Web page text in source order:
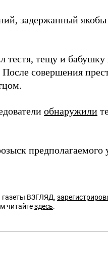
задержанный
тестя, тещу и
После совершения
обнаружили
ВЗГЛЯД,
читайтездесь.